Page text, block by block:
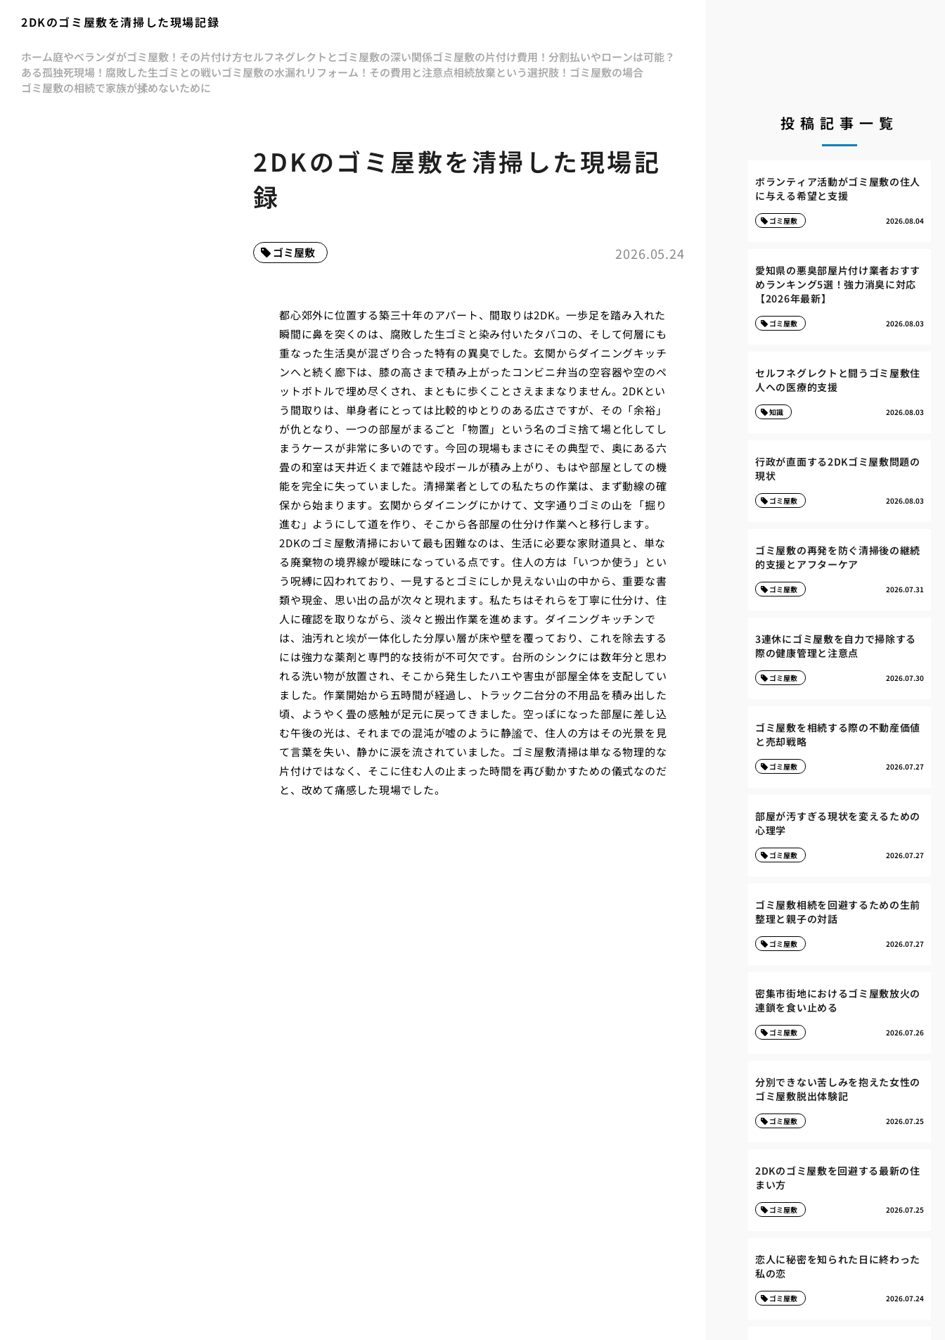
2DKのゴミ屋敷を清掃した現場記録
ホーム庭やベランダがゴミ屋敷！その片付け方セルフネグレクトとゴミ屋敷の深い関係ゴミ屋敷の片付け費用！分割払いやローンは可能？
ある孤独死現場！腐敗した生ゴミとの戦いゴミ屋敷の水漏れリフォーム！その費用と注意点相続放棄という選択肢！ゴミ屋敷の場合
ゴミ屋敷の相続で家族が揉めないために
2DKのゴミ屋敷を清掃した現場記
録
2026.05.24
ゴミ屋敷
都心郊外に位置する築三十年のアパート、間取りは2DK。一歩足を踏み入れた
瞬間に鼻を突くのは、腐敗した生ゴミと染み付いたタバコの、そして何層にも
重なった生活臭が混ざり合った特有の異臭でした。玄関からダイニングキッチ
ンへと続く廊下は、膝の高さまで積み上がったコンビニ弁当の空容器や空のペ
ットボトルで埋め尽くされ、まともに歩くことさえままなりません。2DKとい
う間取りは、単身者にとっては比較的ゆとりのある広さですが、その「余裕」
が仇となり、一つの部屋がまるごと「物置」という名のゴミ捨て場と化してし
まうケースが非常に多いのです。今回の現場もまさにその典型で、奥にある六
畳の和室は天井近くまで雑誌や段ボールが積み上がり、もはや部屋としての機
能を完全に失っていました。清掃業者としての私たちの作業は、まず動線の確
保から始まります。玄関からダイニングにかけて、文字通りゴミの山を「掘り
進む」ようにして道を作り、そこから各部屋の仕分け作業へと移行します。
2DKのゴミ屋敷清掃において最も困難なのは、生活に必要な家財道具と、単な
る廃棄物の境界線が曖昧になっている点です。住人の方は「いつか使う」とい
う呪縛に囚われており、一見するとゴミにしか見えない山の中から、重要な書
類や現金、思い出の品が次々と現れます。私たちはそれらを丁寧に仕分け、住
人に確認を取りながら、淡々と搬出作業を進めます。ダイニングキッチンで
は、油汚れと埃が一体化した分厚い層が床や壁を覆っており、これを除去する
には強力な薬剤と専門的な技術が不可欠です。台所のシンクには数年分と思わ
れる洗い物が放置され、そこから発生したハエや害虫が部屋全体を支配してい
ました。作業開始から五時間が経過し、トラック二台分の不用品を積み出した
頃、ようやく畳の感触が足元に戻ってきました。空っぽになった部屋に差し込
む午後の光は、それまでの混沌が嘘のように静謐で、住人の方はその光景を見
て言葉を失い、静かに涙を流されていました。ゴミ屋敷清掃は単なる物理的な
片付けではなく、そこに住む人の止まった時間を再び動かすための儀式なのだ
と、改めて痛感した現場でした。
投稿記事一覧
ボランティア活動がゴミ屋敷の住人
に与える希望と支援
2026.08.04
ゴミ屋敷
愛知県の悪臭部屋片付け業者おすす
めランキング5選！強力消臭に対応
【2026年最新】
2026.08.03
ゴミ屋敷
セルフネグレクトと闘うゴミ屋敷住
人への医療的支援
2026.08.03
知識
行政が直面する2DKゴミ屋敷問題の
現状
2026.08.03
ゴミ屋敷
ゴミ屋敷の再発を防ぐ清掃後の継続
的支援とアフターケア
2026.07.31
ゴミ屋敷
3連休にゴミ屋敷を自力で掃除する
際の健康管理と注意点
2026.07.30
ゴミ屋敷
ゴミ屋敷を相続する際の不動産価値
と売却戦略
2026.07.27
ゴミ屋敷
部屋が汚すぎる現状を変えるための
心理学
2026.07.27
ゴミ屋敷
ゴミ屋敷相続を回避するための生前
整理と親子の対話
2026.07.27
ゴミ屋敷
密集市街地におけるゴミ屋敷放火の
連鎖を食い止める
2026.07.26
ゴミ屋敷
分別できない苦しみを抱えた女性の
ゴミ屋敷脱出体験記
2026.07.25
ゴミ屋敷
2DKのゴミ屋敷を回避する最新の住
まい方
2026.07.25
ゴミ屋敷
恋人に秘密を知られた日に終わった
私の恋
2026.07.24
ゴミ屋敷